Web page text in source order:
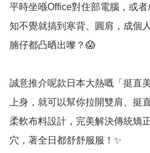
平時坐喺Office對住部電腦，或
知不覺就搞到寒背、圓肩，成個
腩仔都凸晒出嚟？😱
誠意推介呢款日本大熱嘅「挺直
上身，就可以幫你拉開雙肩、挺
柔軟布料設計，完美解決傳統矯
穴，著全日都舒舒服服！✨